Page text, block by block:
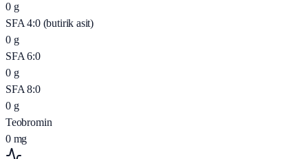
0 g
SFA 4:0 (butirik asit)
0 g
SFA 6:0
0 g
SFA 8:0
0 g
Teobromin
0 mg